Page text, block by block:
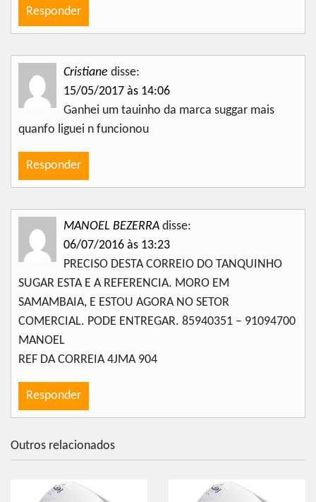
Responder
Cristiane disse:
15/05/2017 às 14:06
Ganhei um tauinho da marca suggar mais
quanfo liguei n funcionou
Responder
MANOEL BEZERRA disse:
06/07/2016 às 13:23
PRECISO DESTA CORREIO DO TANQUINHO
SUGAR ESTA E A REFERENCIA. MORO EM
SAMAMBAIA, E ESTOU AGORA NO SETOR
COMERCIAL. PODE ENTREGAR. 85940351 – 91094700
MANOEL
REF DA CORREIA 4JMA 904
Responder
Outros relacionados